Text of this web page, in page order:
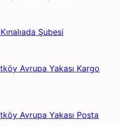
Şubesi
Avrupa Yakası Kargo
Avrupa Yakası Posta